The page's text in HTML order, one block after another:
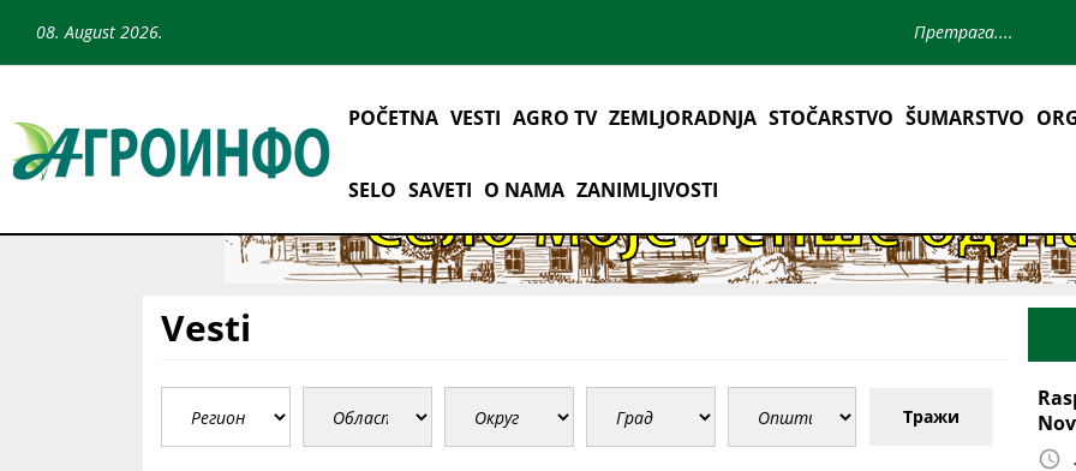
08. August 2026.
POČETNA VESTI AGRO TV ZEMLJORADNJA STOČARSTVO ŠUMARSTVO
SELO SAVETI O NAMA ZANIMLJIVOSTI
Vesti
Тражи